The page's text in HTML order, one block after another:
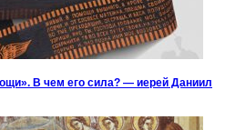
В чем его сила? — иерей Даниил